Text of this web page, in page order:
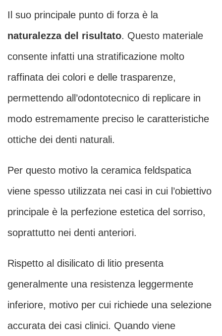
Il suo principale punto di forza è la
naturalezza del risultato. Questo materiale
consente infatti una stratificazione molto
raffinata dei colori e delle trasparenze,
permettendo all’odontotecnico di replicare in
modo estremamente preciso le caratteristiche
ottiche dei denti naturali.
Per questo motivo la ceramica feldspatica
viene spesso utilizzata nei casi in cui l’obiettivo
principale è la perfezione estetica del sorriso,
soprattutto nei denti anteriori.
Rispetto al disilicato di litio presenta
generalmente una resistenza leggermente
inferiore, motivo per cui richiede una selezione
accurata dei casi clinici. Quando viene